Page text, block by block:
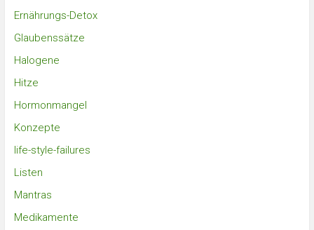
Ernährungs-Detox
Glaubenssätze
Halogene
Hitze
Hormonmangel
Konzepte
life-style-failures
Listen
Mantras
Medikamente